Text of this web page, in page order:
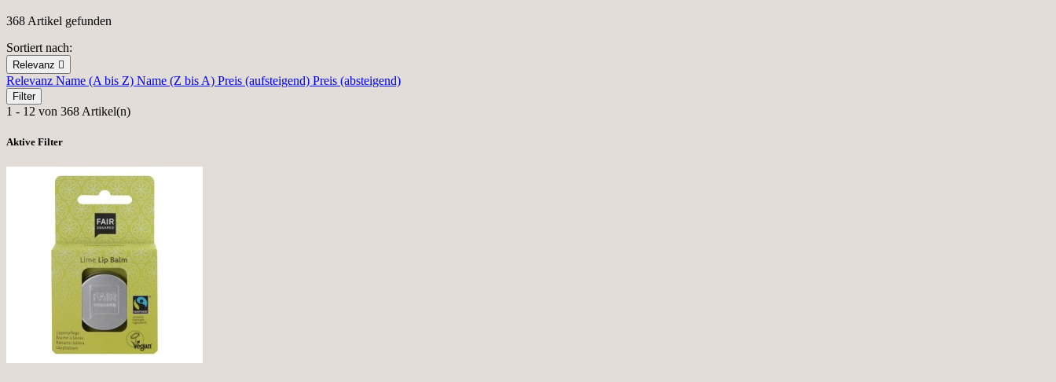
368 Artikel gefunden
Sortiert nach:
Relevanz 
Relevanz Name (A bis Z) Name (Z bis A) Preis (aufsteigend) Preis (absteigend)
Filter
1 - 12 von 368 Artikel(n)
Aktive Filter